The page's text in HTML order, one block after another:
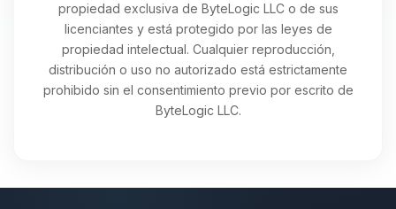
propiedad exclusiva de ByteLogic LLC o de sus
licenciantes y está protegido por las leyes de
propiedad intelectual. Cualquier reproducción,
distribución o uso no autorizado está estrictamente
prohibido sin el consentimiento previo por escrito de
ByteLogic LLC.